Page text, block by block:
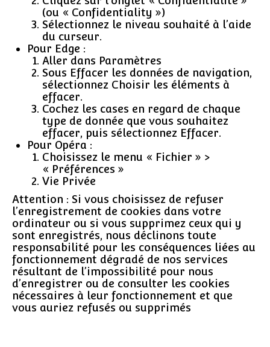
(ou « Confidentiality »)
Sélectionnez le niveau souhaité à l’aide
du curseur.
Pour Edge :
Aller dans Paramètres
Sous Effacer les données de navigation,
sélectionnez Choisir les éléments à
effacer.
Cochez les cases en regard de chaque
type de donnée que vous souhaitez
effacer, puis sélectionnez Effacer.
Pour Opéra :
Choisissez le menu « Fichier » >
« Préférences »
Vie Privée
Attention : Si vous choisissez de refuser
l’enregistrement de cookies dans votre
ordinateur ou si vous supprimez ceux qui y
sont enregistrés, nous déclinons toute
responsabilité pour les conséquences liées au
fonctionnement dégradé de nos services
résultant de l’impossibilité pour nous
d’enregistrer ou de consulter les cookies
nécessaires à leur fonctionnement et que
vous auriez refusés ou supprimés